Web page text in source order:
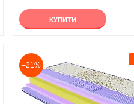
КУПИТИ
–21%